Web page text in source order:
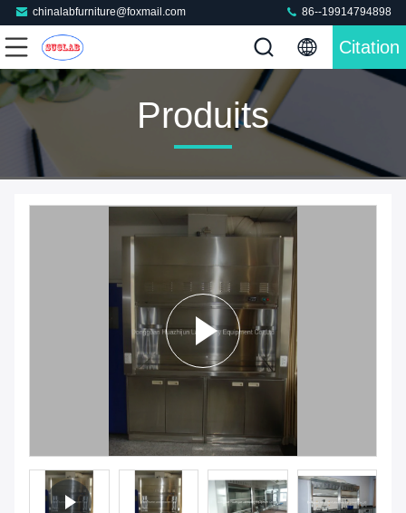
chinalabfurniture@foxmail.com 86--19914794898
Citation
Produits